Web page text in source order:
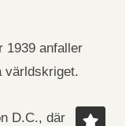
1939 anfaller
världskriget.